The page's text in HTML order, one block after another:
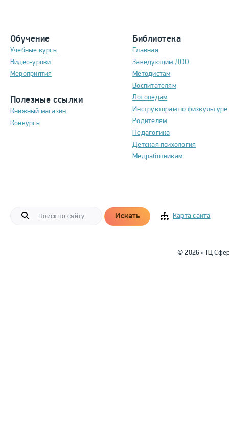
Обучение
Учебные курсы
Видео-уроки
Мероприятия
Полезные ссылки
Книжный магазин
Конкурсы
Библиотека
Главная
Заведующим ДОО
Методистам
Воспитателям
Логопедам
Инструкторам по физкультуре
Родителям
Педагогика
Детская психология
Медработникам
Искать Карта сайта
© 2026 «ТЦ